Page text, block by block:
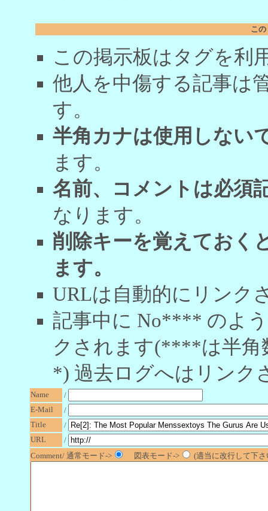
こ
この掲示板はタグを利
他人を中傷する記事は
す。
半角カナは使用しない
ます。
名前、コメントは必須
なります。
削除キーを覚えておく
ます。
URLは自動的にリンク
記事中に No**** のよ
クされます(****は半角
*) 過去ログへはリンク
Name
/
E-Mail
/
Title
/
URL
/
Comment/ 通常モード->
図表モード-> (適当に改行して下